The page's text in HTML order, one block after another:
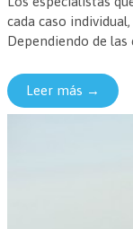
cada caso
Dependiendo de las
Leer más →